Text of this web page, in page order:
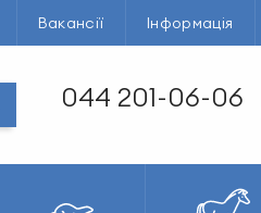
Вакансії Інформація
044 201-06-06